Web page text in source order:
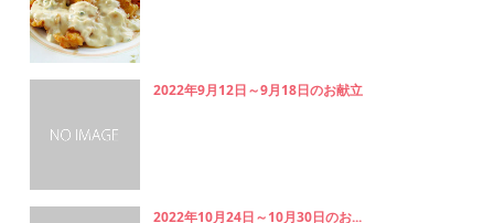
2022年9月12日～9月18日のお献立
2022年10月24日～10月30日のお...